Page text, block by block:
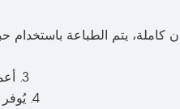
3. أعمدة مرنة قابلة للتعديل - التركيب الذاتي السهل في أقل من 10 دقائق
4. يُوفر معه قدمان لكل لوحة بآلية تدوير وقفل - أقدام نصفية اختيارية متاحة